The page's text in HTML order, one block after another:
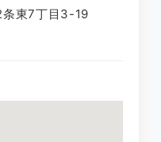
条東7丁目3-19